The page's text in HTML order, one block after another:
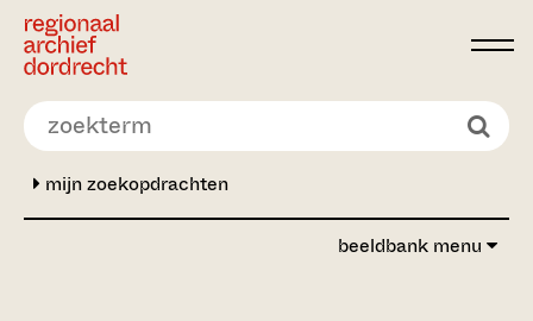
Ga direct naar de inhoud
mijn zoekopdrachten
beeldbank menu